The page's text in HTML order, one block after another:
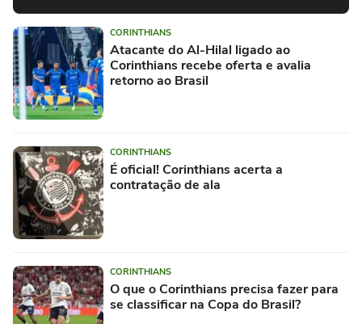
CORINTHIANS
Atacante do Al-Hilal ligado ao
Corinthians recebe oferta e avalia
retorno ao Brasil
CORINTHIANS
É oficial! Corinthians acerta a
contratação de ala
CORINTHIANS
O que o Corinthians precisa fazer para
se classificar na Copa do Brasil?